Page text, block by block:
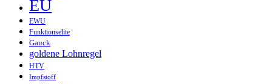
EU
EWU
Funktionselite
Gauck
goldene Lohnregel
HTV
Impfstoff